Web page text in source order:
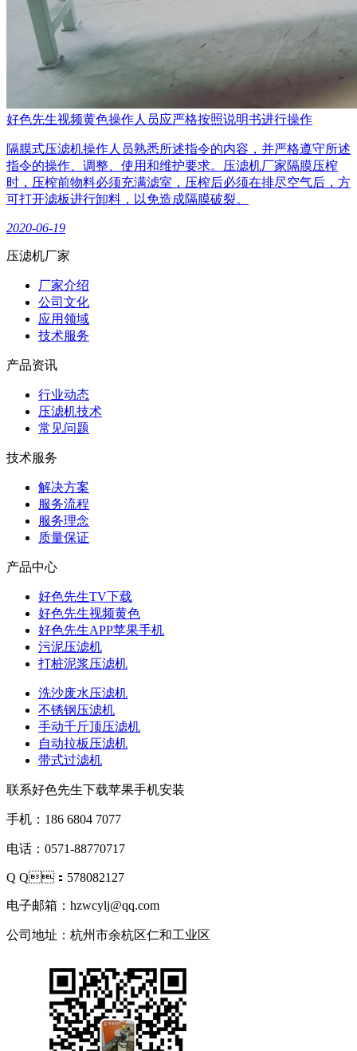
好色先生视频黄色操作人员应严格按照说明书进行操作
隔膜式压滤机操作人员熟悉所述指令的内容，并严格遵守所述
指令的操作、调整、使用和维护要求。压滤机厂家隔膜压榨
时，压榨前物料必须充满滤室，压榨后必须在排尽空气后，方
可打开滤板进行卸料，以免造成隔膜破裂。
2020-06-19
压滤机厂家
厂家介绍
公司文化
应用领域
技术服务
产品资讯
行业动态
压滤机技术
常见问题
技术服务
解决方案
服务流程
服务理念
质量保证
产品中心
好色先生TV下载
好色先生视频黄色
好色先生APP苹果手机
污泥压滤机
打桩泥浆压滤机
洗沙废水压滤机
不锈钢压滤机
手动千斤顶压滤机
自动拉板压滤机
带式过滤机
联系好色先生下载苹果手机安装
手机：186 6804 7077
电话：0571-88770717
Q Q：578082127
电子邮箱：hzwcylj@qq.com
公司地址：杭州市余杭区仁和工业区